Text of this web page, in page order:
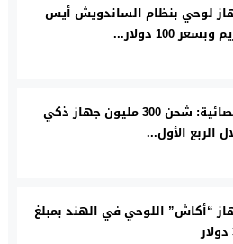
لوحي بنظام الساندويش أيس
وبسعر 100 دولار...
إحصائية: شحن 300 مليون جهاز ذكي
الربع الأول...
“أكاش” اللوحي في الهند بمبلغ